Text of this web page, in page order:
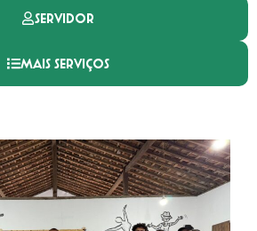
SERVIDOR
MAIS SERVIÇOS